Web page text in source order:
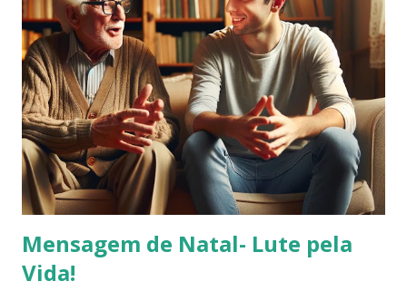
Mensagem de Natal- Lute pela
Vida!